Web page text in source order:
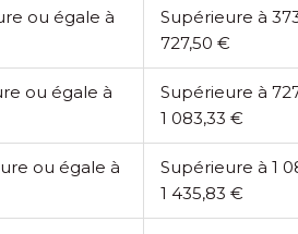
ou égale à
Supérieure à
727,50 €
ou égale à
Supérieure à
1 083,33 €
ou égale à
Supérieure à 1
1 435,83 €